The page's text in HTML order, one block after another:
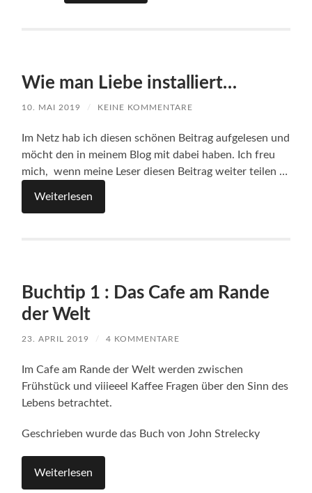
Wie man Liebe installiert…
10. MAI 2019 / KEINE KOMMENTARE
Im Netz hab ich diesen schönen Beitrag aufgelesen und
möcht den in meinem Blog mit dabei haben. Ich freu
mich, wenn meine Leser diesen Beitrag weiter teilen …
Weiterlesen
Buchtip 1 : Das Cafe am Rande
der Welt
23. APRIL 2019 / 4 KOMMENTARE
Im Cafe am Rande der Welt werden zwischen
Frühstück und viiieeel Kaffee Fragen über den Sinn des
Lebens betrachtet.
Geschrieben wurde das Buch von John Strelecky
Weiterlesen